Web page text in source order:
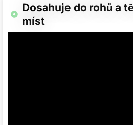
Dosahuje do rohů a
míst